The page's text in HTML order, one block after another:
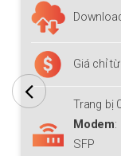
Giá chỉ
Trang bị
Modem:
SFP